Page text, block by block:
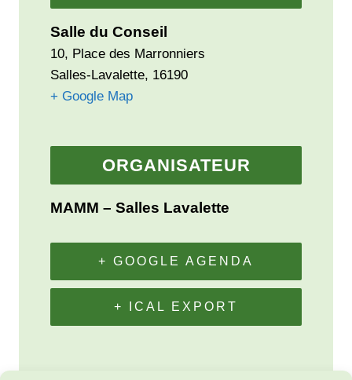
Salle du Conseil
10, Place des Marronniers
Salles-Lavalette, 16190
+ Google Map
ORGANISATEUR
MAMM – Salles Lavalette
+ GOOGLE AGENDA
+ ICAL EXPORT